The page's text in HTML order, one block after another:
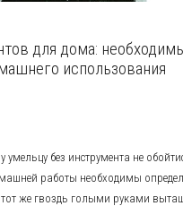
для дома:
использования
без инструмента не
работы необходимы
же гвоздь голыми руками